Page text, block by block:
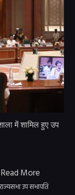
में शामिल हुए उप
Read More
उप सभापति